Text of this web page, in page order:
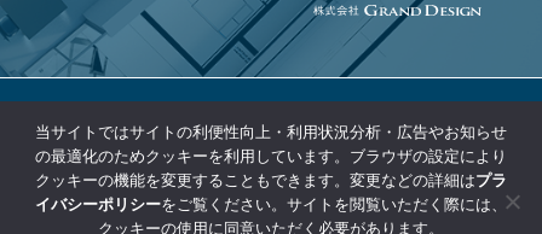
個人情報保護方針 免責事項
コンプライアンス基本方針 サイトマップ
当サイトではサイトの利便性向上・利用状況分析・広告やお知らせ
の最適化のためクッキーを利用しています。ブラウザの設定により
クッキーの機能を変更することもできます。変更などの詳細はプラ
イバシーポリシーをご覧ください。サイトを閲覧いただく際には、
クッキーの使用に同意いただく必要があります。